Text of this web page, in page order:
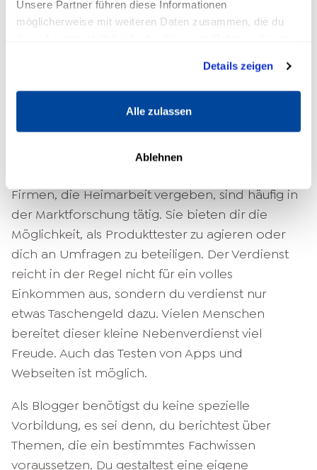
Unsere Partner führen diese Informationen
möglicherweise mit weiteren Daten zusammen, die du
Details zeigen
Alle zulassen
Ablehnen
Beachte: Es ist wichtig, die passende
Heimarbeit zu finden, denn nicht jeder Job
, die nach einer bestimmten
Quereinsteigern ohne spezielle Kenntnisse
Heimarbeit für jedermann
Firmen, die Heimarbeit vergeben, sind häufig in
der Marktforschung tätig. Sie bieten dir die
Möglichkeit, als Produkttester zu agieren oder
dich an Umfragen zu beteiligen. Der Verdienst
reicht in der Regel nicht für ein volles
Einkommen aus, sondern du verdienst nur
etwas Taschengeld dazu. Vielen Menschen
bereitet dieser kleine Nebenverdienst viel
Freude. Auch das Testen von Apps und
Webseiten ist möglich.
Als Blogger benötigst du keine spezielle
Vorbildung, es sei denn, du berichtest über
Themen, die ein bestimmtes Fachwissen
voraussetzen. Du gestaltest eine eigene